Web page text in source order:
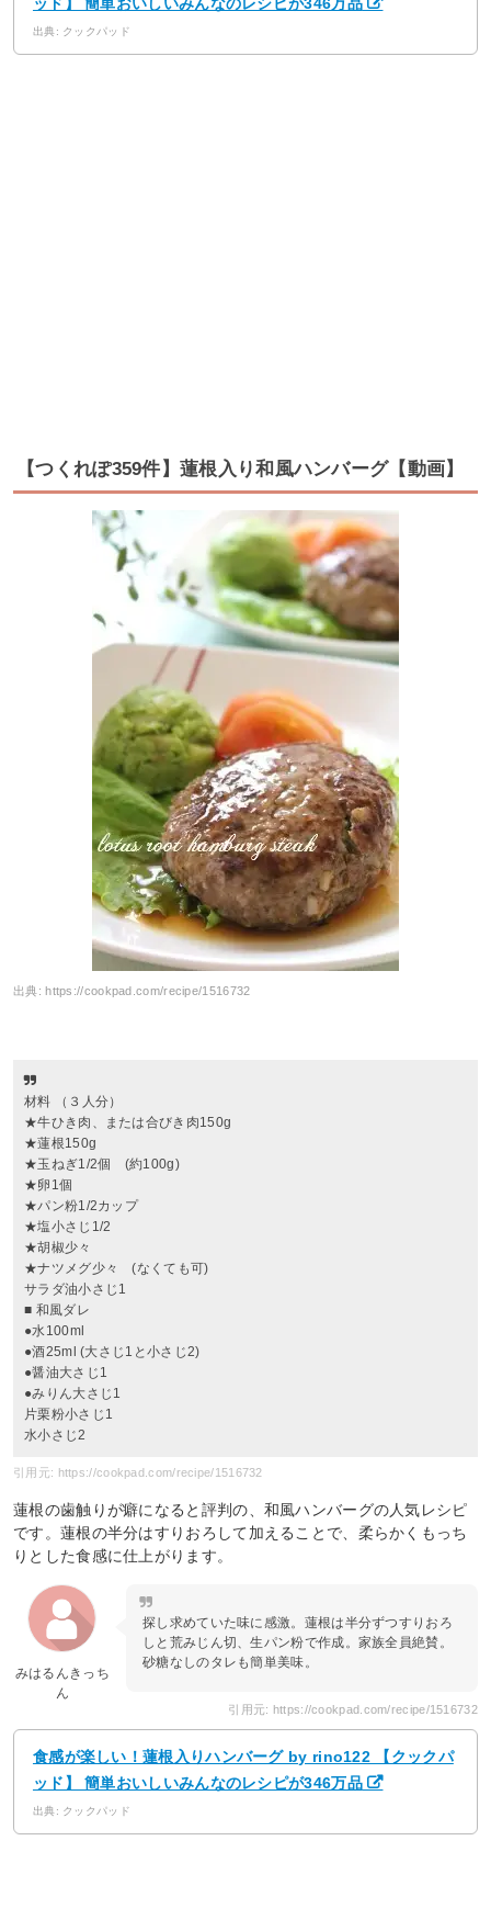
出典: クックパッド
【つくれぽ359件】蓮根入り和風ハンバーグ【動画】
出典:https://cookpad.com/recipe/1516732
材料 （３人分）
★牛ひき肉、または合びき肉150g
★蓮根150g
★玉ねぎ1/2個 (約100g)
★卵1個
★パン粉1/2カップ
★塩小さじ1/2
★胡椒少々
★ナツメグ少々 (なくても可)
サラダ油小さじ1
■ 和風ダレ
●水100ml
●酒25ml (大さじ1と小さじ2)
●醤油大さじ1
●みりん大さじ1
片栗粉小さじ1
水小さじ2
引用元: https://cookpad.com/recipe/1516732
蓮根の歯触りが癖になると評判の、和風ハンバーグの人気レシピ
です。蓮根の半分はすりおろして加えることで、柔らかくもっち
りとした食感に仕上がります。
みはるんきっち
ん
探し求めていた味に感激。蓮根は半分ずつすりおろ
しと荒みじん切、生パン粉で作成。家族全員絶賛。
砂糖なしのタレも簡単美味。
引用元: https://cookpad.com/recipe/1516732
食感が楽しい！蓮根入りハンバーグ by rino122 【クックパ
ッド】 簡単おいしいみんなのレシピが346万品
出典: クックパッド